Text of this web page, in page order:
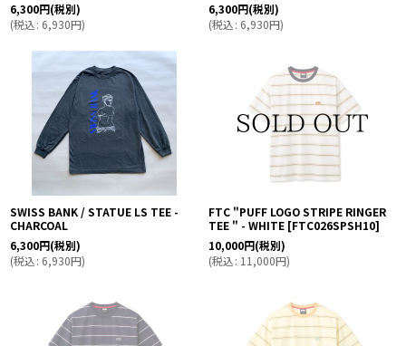
6,300円(税別)
(税込: 6,930円)
6,300円(税別)
(税込: 6,930円)
SWISS BANK / STATUE LS TEE -
CHARCOAL
6,300円(税別)
(税込: 6,930円)
FTC "PUFF LOGO STRIPE RINGER
TEE " - WHITE [FTC026SPSH10]
10,000円(税別)
(税込: 11,000円)